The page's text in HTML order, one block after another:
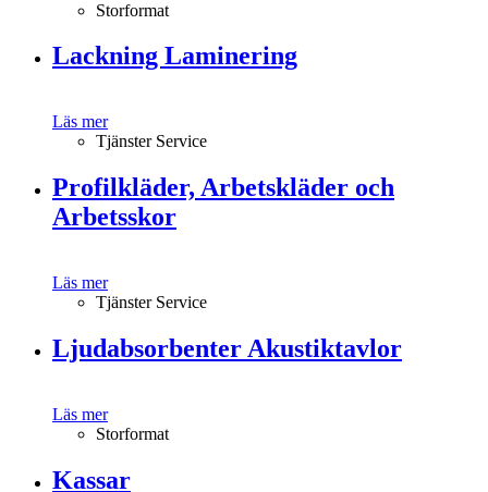
Storformat
Lackning Laminering
Läs mer
Tjänster Service
Profilkläder, Arbetskläder och
Arbetsskor
Läs mer
Tjänster Service
Ljudabsorbenter Akustiktavlor
Läs mer
Storformat
Kassar